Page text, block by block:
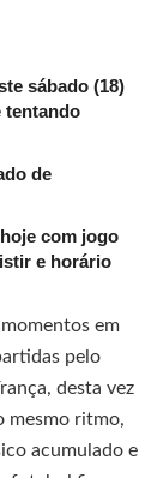
sábado (18)
tentando
de
com jogo
e horário
em
pelo
desta vez
mesmo ritmo,
acumulado e